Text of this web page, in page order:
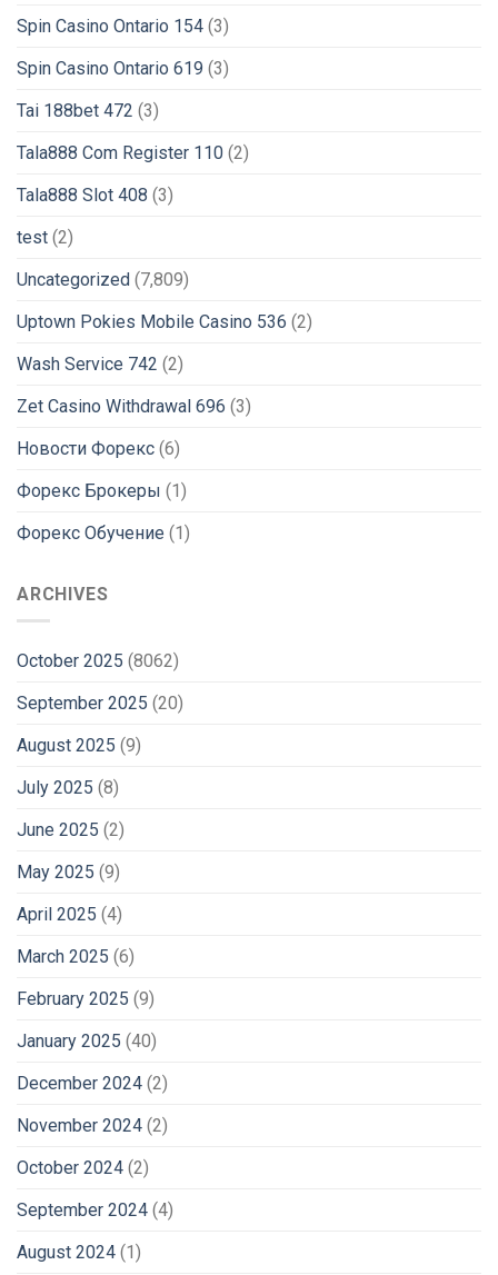
Spin Casino Ontario 154 (3)
Spin Casino Ontario 619 (3)
Tai 188bet 472 (3)
Tala888 Com Register 110 (2)
Tala888 Slot 408 (3)
test (2)
Uncategorized (7,809)
Uptown Pokies Mobile Casino 536 (2)
Wash Service 742 (2)
Zet Casino Withdrawal 696 (3)
Новости Форекс (6)
Форекс Брокеры (1)
Форекс Обучение (1)
ARCHIVES
October 2025 (8062)
September 2025 (20)
August 2025 (9)
July 2025 (8)
June 2025 (2)
May 2025 (9)
April 2025 (4)
March 2025 (6)
February 2025 (9)
January 2025 (40)
December 2024 (2)
November 2024 (2)
October 2024 (2)
September 2024 (4)
August 2024 (1)